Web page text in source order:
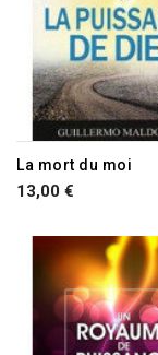
RUPTURE DE STOCK
La mort du moi
13,00 €